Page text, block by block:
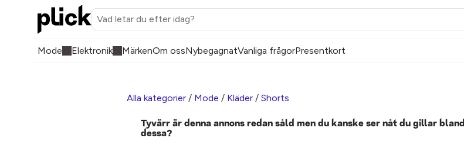
Mode Elektronik MärkenOm ossNybegagnatVanliga frågorPresentkort
Alla kategorier / Mode / Kläder / Shorts
Tyvärr är denna annons redan såld men du kanske ser nåt du gillar bland
dessa?